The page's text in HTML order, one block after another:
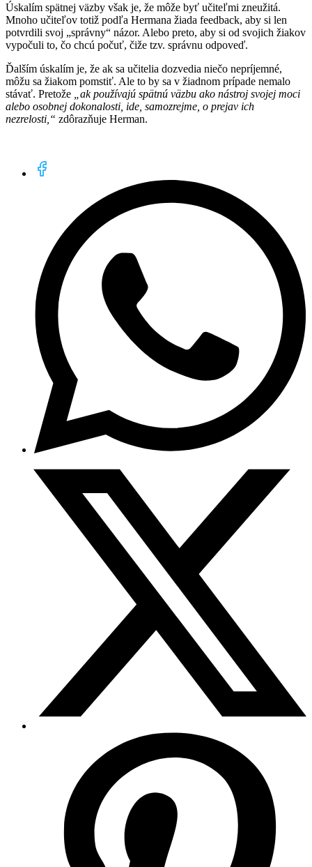
Úskalím spätnej väzby však je, že môže byť učiteľmi zneužitá.
Mnoho učiteľov totiž podľa Hermana žiada feedback, aby si len
potvrdili svoj „správny“ názor. Alebo preto, aby si od svojich žiakov
vypočuli to, čo chcú počuť, čiže tzv. správnu odpoveď.
Ďalším úskalím je, že ak sa učitelia dozvedia niečo nepríjemné,
môžu sa žiakom pomstiť. Ale to by sa v žiadnom prípade nemalo
stávať. Pretože
„ak používajú spätnú väzbu ako nástroj svojej moci
alebo osobnej dokonalosti, ide, samozrejme, o prejav ich
nezrelosti,“ zdôrazňuje Herman.